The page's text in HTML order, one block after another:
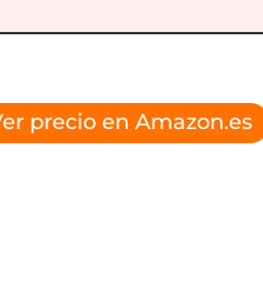
precio en Amazon.es